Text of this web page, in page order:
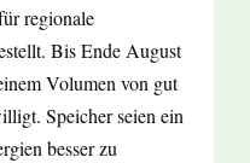
regionale
Bis Ende August
Volumen von gut
Speicher seien ein
besser zu